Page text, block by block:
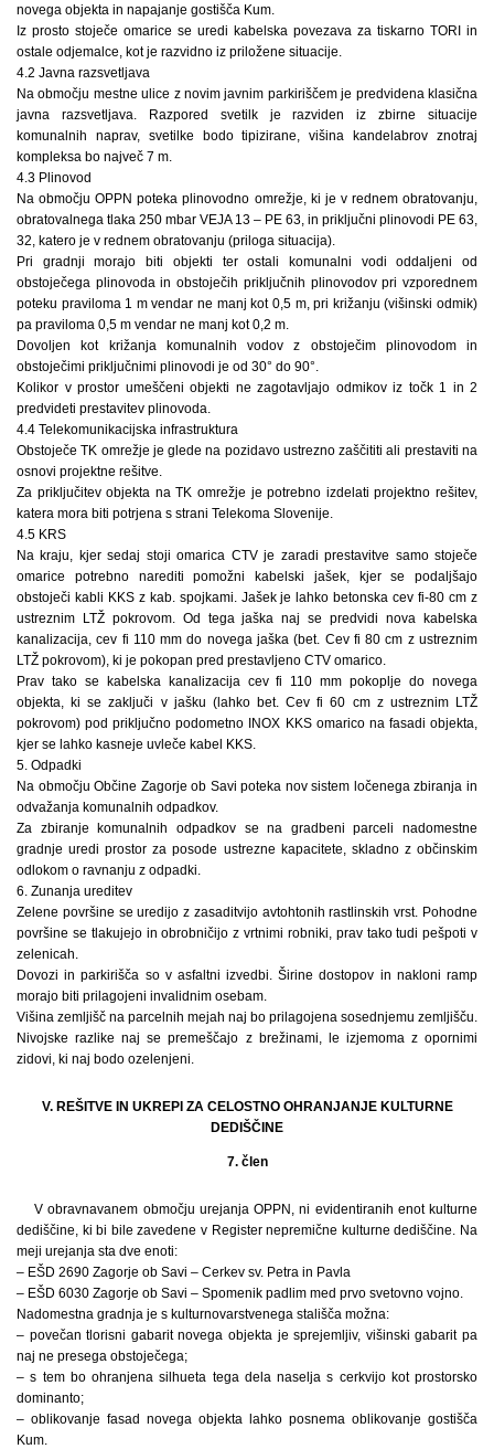
novega objekta in napajanje gostišča Kum.
Iz prosto stoječe omarice se uredi kabelska povezava za tiskarno TORI in
ostale odjemalce, kot je razvidno iz priložene situacije.
4.2 Javna razsvetljava
Na območju mestne ulice z novim javnim parkiriščem je predvidena klasična
javna razsvetljava. Razpored svetilk je razviden iz zbirne situacije
komunalnih naprav, svetilke bodo tipizirane, višina kandelabrov znotraj
kompleksa bo največ 7 m.
4.3 Plinovod
Na območju OPPN poteka plinovodno omrežje, ki je v rednem obratovanju,
obratovalnega tlaka 250 mbar VEJA 13 – PE 63, in priključni plinovodi PE 63,
32, katero je v rednem obratovanju (priloga situacija).
Pri gradnji morajo biti objekti ter ostali komunalni vodi oddaljeni od
obstoječega plinovoda in obstoječih priključnih plinovodov pri vzporednem
poteku praviloma 1 m vendar ne manj kot 0,5 m, pri križanju (višinski odmik)
pa praviloma 0,5 m vendar ne manj kot 0,2 m.
Dovoljen kot križanja komunalnih vodov z obstoječim plinovodom in
obstoječimi priključnimi plinovodi je od 30° do 90°.
Kolikor v prostor umeščeni objekti ne zagotavljajo odmikov iz točk 1 in 2
predvideti prestavitev plinovoda.
4.4 Telekomunikacijska infrastruktura
Obstoječe TK omrežje je glede na pozidavo ustrezno zaščititi ali prestaviti na
osnovi projektne rešitve.
Za priključitev objekta na TK omrežje je potrebno izdelati projektno rešitev,
katera mora biti potrjena s strani Telekoma Slovenije.
4.5 KRS
Na kraju, kjer sedaj stoji omarica CTV je zaradi prestavitve samo stoječe
omarice potrebno narediti pomožni kabelski jašek, kjer se podaljšajo
obstoječi kabli KKS z kab. spojkami. Jašek je lahko betonska cev fi-80 cm z
ustreznim LTŽ pokrovom. Od tega jaška naj se predvidi nova kabelska
kanalizacija, cev fi 110 mm do novega jaška (bet. Cev fi 80 cm z ustreznim
LTŽ pokrovom), ki je pokopan pred prestavljeno CTV omarico.
Prav tako se kabelska kanalizacija cev fi 110 mm pokoplje do novega
objekta, ki se zaključi v jašku (lahko bet. Cev fi 60 cm z ustreznim LTŽ
pokrovom) pod priključno podometno INOX KKS omarico na fasadi objekta,
kjer se lahko kasneje uvleče kabel KKS.
5. Odpadki
Na območju Občine Zagorje ob Savi poteka nov sistem ločenega zbiranja in
odvažanja komunalnih odpadkov.
Za zbiranje komunalnih odpadkov se na gradbeni parceli nadomestne
gradnje uredi prostor za posode ustrezne kapacitete, skladno z občinskim
odlokom o ravnanju z odpadki.
6. Zunanja ureditev
Zelene površine se uredijo z zasaditvijo avtohtonih rastlinskih vrst. Pohodne
površine se tlakujejo in obrobničijo z vrtnimi robniki, prav tako tudi pešpoti v
zelenicah.
Dovozi in parkirišča so v asfaltni izvedbi. Širine dostopov in nakloni ramp
morajo biti prilagojeni invalidnim osebam.
Višina zemljišč na parcelnih mejah naj bo prilagojena sosednjemu zemljišču.
Nivojske razlike naj se premeščajo z brežinami, le izjemoma z opornimi
zidovi, ki naj bodo ozelenjeni.
V. REŠITVE IN UKREPI ZA CELOSTNO OHRANJANJE KULTURNE
DEDIŠČINE
7. člen
V obravnavanem območju urejanja OPPN, ni evidentiranih enot kulturne
dediščine, ki bi bile zavedene v Register nepremične kulturne dediščine. Na
meji urejanja sta dve enoti:
– EŠD 2690 Zagorje ob Savi – Cerkev sv. Petra in Pavla
– EŠD 6030 Zagorje ob Savi – Spomenik padlim med prvo svetovno vojno.
Nadomestna gradnja je s kulturnovarstvenega stališča možna:
– povečan tlorisni gabarit novega objekta je sprejemljiv, višinski gabarit pa
naj ne presega obstoječega;
– s tem bo ohranjena silhueta tega dela naselja s cerkvijo kot prostorsko
dominanto;
– oblikovanje fasad novega objekta lahko posnema oblikovanje gostišča
Kum.